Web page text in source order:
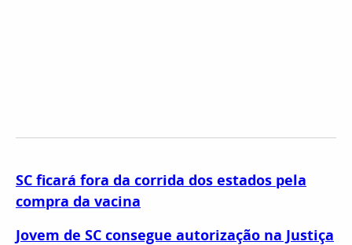
SC ficará fora da corrida dos estados pela
compra da vacina
Jovem de SC consegue autorização na Justiça